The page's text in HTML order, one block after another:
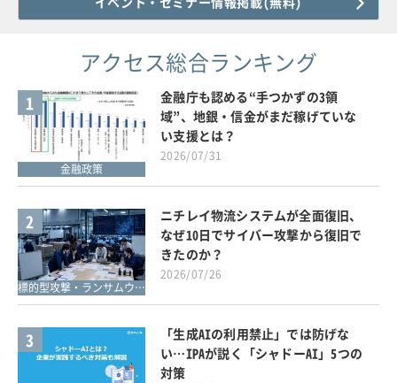
アクセス総合ランキング
1
金融政策
金融庁も認める“手つかずの3領
域”、地銀・信金がまだ稼げていな
い支援とは？
2026/07/31
2
標的型攻撃・ランサムウェア対策
ニチレイ物流システムが全面復旧、
なぜ10日でサイバー攻撃から復旧で
きたのか？
2026/07/26
3
「生成AIの利用禁止」では防げな
い…IPAが説く「シャドーAI」5つの
対策